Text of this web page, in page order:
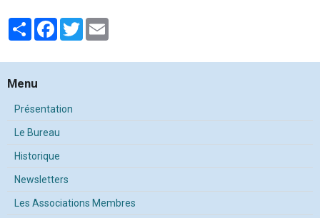
PartagerFacebook
Twitter
Menu
Présentation
Le Bureau
Historique
Newsletters
Les Associations Membres